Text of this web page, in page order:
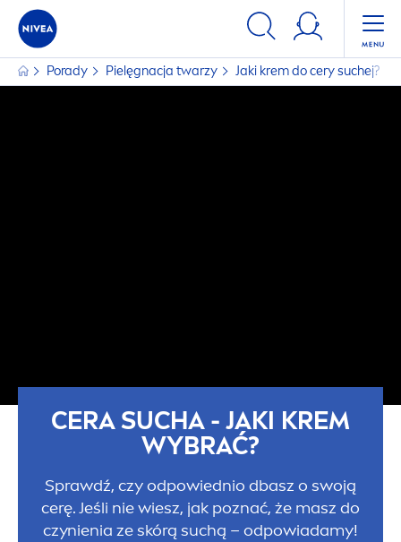
Porady Pielęgnacja twarzy Jaki krem do cery suchej?
CERA SUCHA - JAKI KREM
WYBRAĆ?
Sprawdź, czy odpowiednio dbasz o swoją
cerę. Jeśli nie wiesz, jak poznać, że masz do
czynienia ze skórą suchą – odpowiadamy!